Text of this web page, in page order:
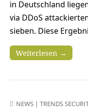
in Deutschland
via DDoS
sieben. Diese
Weiterlesen →
NEWS | TRENDS